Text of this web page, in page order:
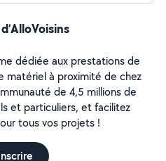
dédiée aux prestations de
matériel à proximité de chez
de 4,5 millions de
et particuliers, et facilitez
tous vos projets !